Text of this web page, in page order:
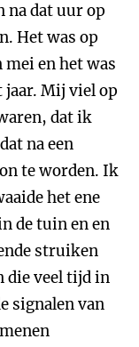
na dat uur op
Het was op
mei en het was
jaar. Mij viel op
dat ik
na een
te worden. Ik
het ene
de tuin en en
struiken
die veel tijd in
signalen van